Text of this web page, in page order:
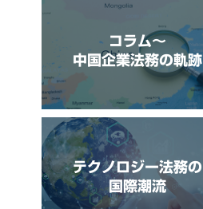
コラム〜
中国企業法務の軌跡
テクノロジー法務の
国際潮流